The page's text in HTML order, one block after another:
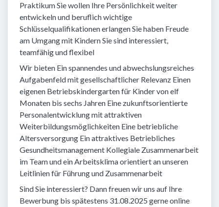
Praktikum Sie wollen Ihre Persönlichkeit weiter
entwickeln und beruflich wichtige
Schlüsselqualifikationen erlangen Sie haben Freude
am Umgang mit Kindern Sie sind interessiert,
teamfähig und flexibel
Wir bieten Ein spannendes und abwechslungsreiches
Aufgabenfeld mit gesellschaftlicher Relevanz Einen
eigenen Betriebskindergarten für Kinder von elf
Monaten bis sechs Jahren Eine zukunftsorientierte
Personalentwicklung mit attraktiven
Weiterbildungsmöglichkeiten Eine betriebliche
Altersversorgung Ein attraktives Betriebliches
Gesundheitsmanagement Kollegiale Zusammenarbeit
im Team und ein Arbeitsklima orientiert an unseren
Leitlinien für Führung und Zusammenarbeit
Sind Sie interessiert? Dann freuen wir uns auf Ihre
Bewerbung bis spätestens 31.08.2025 gerne online